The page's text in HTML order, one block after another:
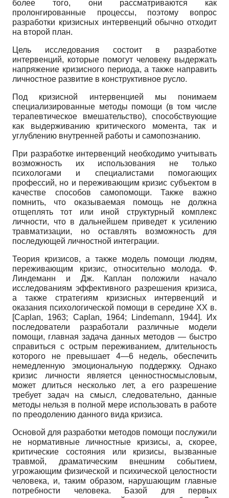
более того, они рассматриваются как
пролонгированные процессы, поэтому вопрос
разработки кризисных интервенций обычно отходит
на второй план.
Цель исследования состоит в разработке
интервенций, которые помогут человеку выдержать
напряжение кризисного периода, а также направить
личностное развитие в конструктивное русло.
Под кризисной интервенцией мы понимаем
специализированные методы помощи (в том числе
терапевтическое вмешательство), способствующие
как выдерживанию критического момента, так и
углублению внутренней работы и самопознанию.
При разработке интервенций необходимо учитывать
возможность их использования не только
психологами и специалистами помогающих
профессий, но и переживающим кризис субъектом в
качестве способов самопомощи. Также важно
помнить, что оказываемая помощь не должна
отщеплять тот или иной структурный комплекс
личности, что в дальнейшем приведет к усилению
травматизации, но оставлять возможность для
последующей личностной интеграции.
Теория кризисов, а также модель помощи людям,
переживающим кризис, относительно молода. Ф.
Линдеманн и Дж. Каплан положили начало
исследованиям эффективного разрешения кризиса,
а также стратегиям кризисных интервенций и
оказания психологической помощи в середине ХХ в.
[Caplan, 1963; Caplan, 1964; Lindemann, 1944]. Их
последователи разработали различные модели
помощи, главная задача данных методов — быстро
справиться с острым переживанием, длительность
которого не превышает 4—6 недель, обеспечить
немедленную эмоциональную поддержку. Однако
кризис личности является ценностносмысловым,
может длиться несколько лет, а его разрешение
требует задач на смысл, следовательно, данные
методы нельзя в полной мере использовать в работе
по преодолению данного вида кризиса.
Основой для разработки методов помощи послужили
не нормативные личностные кризисы, а, скорее,
критические состояния или кризисы, вызванные
травмой, драматическим внешним событием,
угрожающим физической и психической целостности
человека, и, таким образом, нарушающим главные
потребности человека. Базой для первых